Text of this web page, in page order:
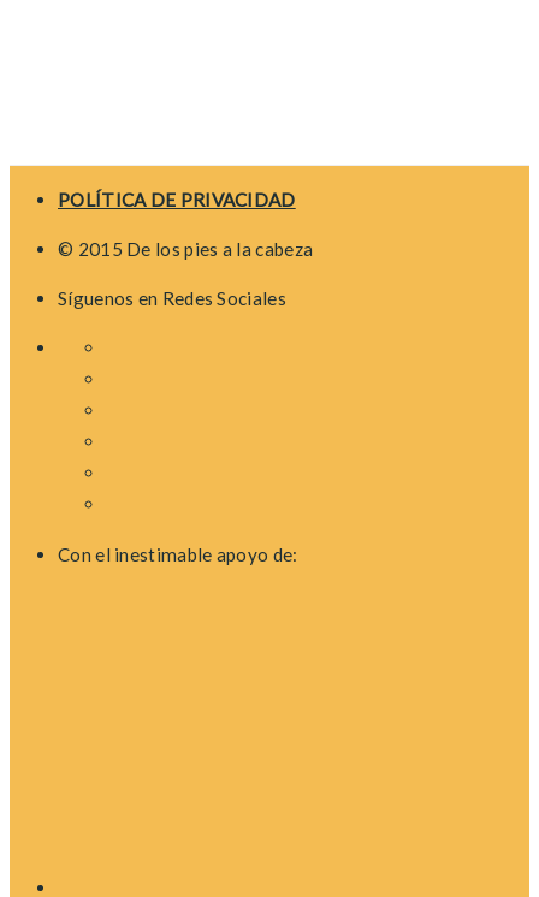
POLÍTICA DE PRIVACIDAD
© 2015 De los pies a la cabeza
Síguenos en Redes Sociales
Con el inestimable apoyo de: